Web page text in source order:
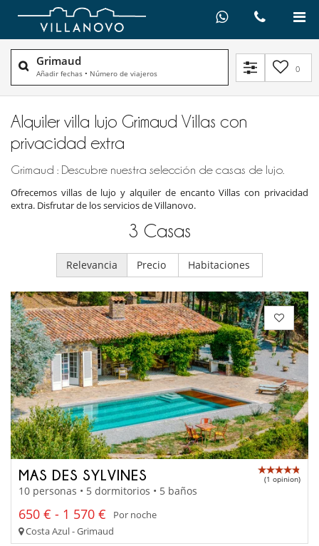
Grimaud
Añadir fechas • Número de viajeros 0
Alquiler villa lujo Grimaud Villas con
privacidad extra
Grimaud : Descubre nuestra selección de casas de lujo.
Ofrecemos villas de lujo y alquiler de encanto Villas con privacidad
extra. Disfrutar de los servicios de Villanovo.
3 Casas
Relevancia Precio Habitaciones
MAS DES SYLVINES (1 opinion)
10 personas • 5 dormitorios • 5 baños
650 € - 1 570 €
Por noche
Costa Azul - Grimaud